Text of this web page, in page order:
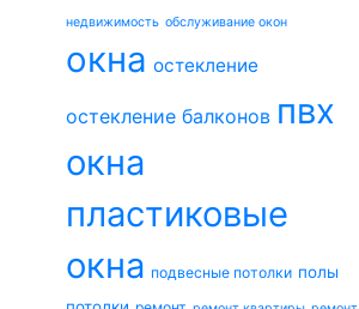
недвижимость обслуживание окон
окна остекление
остекление балконов пвх
окна
пластиковые
окна подвесные потолки полы